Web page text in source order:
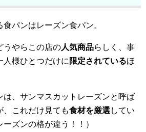
パンはレーズン食パン。
うやらこの店の人気商品らしく、事
人様ひとつだけに 限定されているほ
は、サンマスカットレーズンと呼ば
、これだけ見ても食材を厳選 してい
ズンの格が違う！！）